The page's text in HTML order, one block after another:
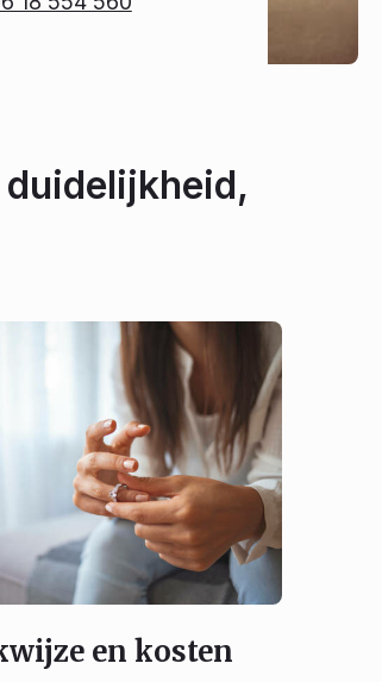
en kosten